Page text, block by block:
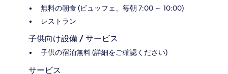
無料の朝食 (ビュッフェ、毎朝 7:00 ～ 10:00)
レストラン
子供向け設備 / サービス
子供の宿泊無料 (詳細をご確認ください)
サービス